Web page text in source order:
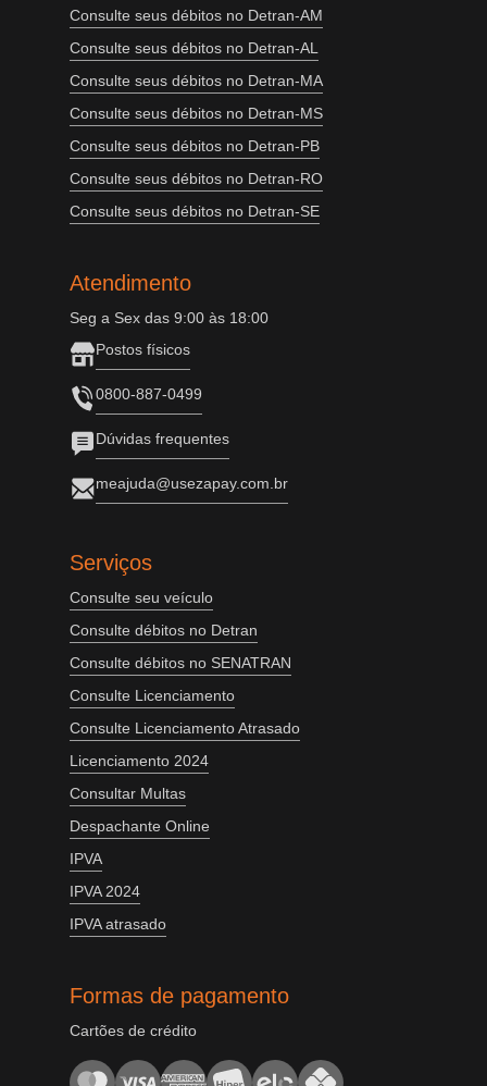
Consulte seus débitos no Detran-AM
Consulte seus débitos no Detran-AL
Consulte seus débitos no Detran-MA
Consulte seus débitos no Detran-MS
Consulte seus débitos no Detran-PB
Consulte seus débitos no Detran-RO
Consulte seus débitos no Detran-SE
Atendimento
Seg a Sex das 9:00 às 18:00
Postos físicos
0800-887-0499
Dúvidas frequentes
meajuda@usezapay.com.br
Serviços
Consulte seu veículo
Consulte débitos no Detran
Consulte débitos no SENATRAN
Consulte Licenciamento
Consulte Licenciamento Atrasado
Licenciamento 2024
Consultar Multas
Despachante Online
IPVA
IPVA 2024
IPVA atrasado
Formas de pagamento
Cartões de crédito